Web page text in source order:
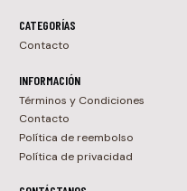
CATEGORÍAS
Contacto
INFORMACIÓN
Términos y Condiciones
Contacto
Política de reembolso
Política de privacidad